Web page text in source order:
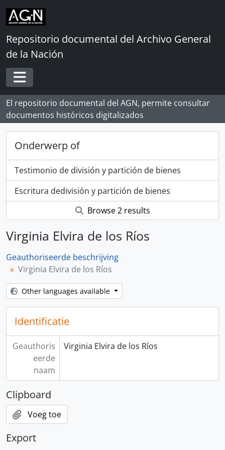
Skip to main content
Repositorio documental del Archivo General
de la Nación
Toggle navigation
El repositorio documental del AGN, permite consultar
documentos históricos digitalizados
Onderwerp of
Testimonio de división y partición de bienes
Escritura dedivisión y partición de bienes
Browse 2 results
Virginia Elvira de los Ríos
Geauthoriseerde beschrijving
Virginia Elvira de los Ríos
Other languages available
Identificatie
Geauthoris
eerde
naam
Virginia Elvira de los Ríos
Clipboard
Voeg toe
Export